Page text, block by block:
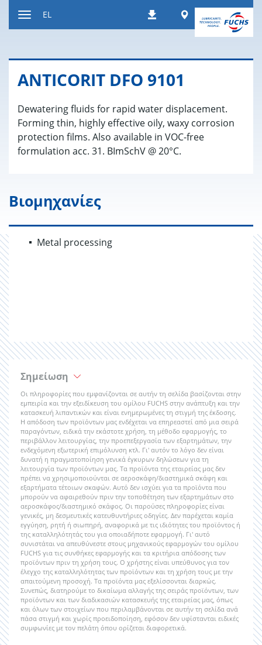
Λήψεις Worldwide
EL
ANTICORIT DFO 9101
Dewatering fluids for rapid water displacement.
Forming thin, highly effective oily, waxy corrosion
protection films. Also available in VOC-free
formulation acc. 31. BImSchV @ 20°C.
Βιομηχανίες
Metal processing
Σημείωση
Οι πληροφορίες που εμφανίζονται σε αυτήν τη σελίδα βασίζονται στην
εμπειρία και την εξειδίκευση του ομίλου FUCHS στην ανάπτυξη και την
κατασκευή λιπαντικών και είναι ενημερωμένες τη στιγμή της έκδοσης.
Η απόδοση των προϊόντων μας ενδέχεται να επηρεαστεί από μια σειρά
παραγόντων, ειδικά την εκάστοτε χρήση, τη μέθοδο εφαρμογής, το
περιβάλλον λειτουργίας, την προεπεξεργασία των εξαρτημάτων, την
ενδεχόμενη εξωτερική επιμόλυνση κτλ. Γι' αυτόν το λόγο δεν είναι
δυνατή η πραγματοποίηση γενικά έγκυρων δηλώσεων για τη
λειτουργία των προϊόντων μας. Τα προϊόντα της εταιρείας μας δεν
πρέπει να χρησιμοποιούνται σε αεροσκάφη/διαστημικά σκάφη και
εξαρτήματα τέτοιων σκαφών. Αυτό δεν ισχύει για τα προϊόντα που
μπορούν να αφαιρεθούν πριν την τοποθέτηση των εξαρτημάτων στο
αεροσκάφος/διαστημικό σκάφος. Οι παρούσες πληροφορίες είναι
γενικές, μη δεσμευτικές κατευθυντήριες οδηγίες. Δεν παρέχεται καμία
εγγύηση, ρητή ή σιωπηρή, αναφορικά με τις ιδιότητες του προϊόντος ή
της καταλληλότητάς του για οποιαδήποτε εφαρμογή. Γι' αυτό
συνιστάται να απευθύνεστε στους μηχανικούς εφαρμογών του ομίλου
FUCHS για τις συνθήκες εφαρμογής και τα κριτήρια απόδοσης των
προϊόντων πριν τη χρήση τους. Ο χρήστης είναι υπεύθυνος για τον
έλεγχο της καταλληλότητας των προϊόντων και τη χρήση τους με την
απαιτούμενη προσοχή. Τα προϊόντα μας εξελίσσονται διαρκώς.
Συνεπώς, διατηρούμε το δικαίωμα αλλαγής της σειράς προϊόντων, των
προϊόντων και των διαδικασιών κατασκευής της εταιρείας μας, όπως
και όλων των στοιχείων που περιλαμβάνονται σε αυτήν τη σελίδα ανά
πάσα στιγμή και χωρίς προειδοποίηση, εφόσον δεν υφίστανται ειδικές
συμφωνίες με τον πελάτη όπου ορίζεται διαφορετικά.